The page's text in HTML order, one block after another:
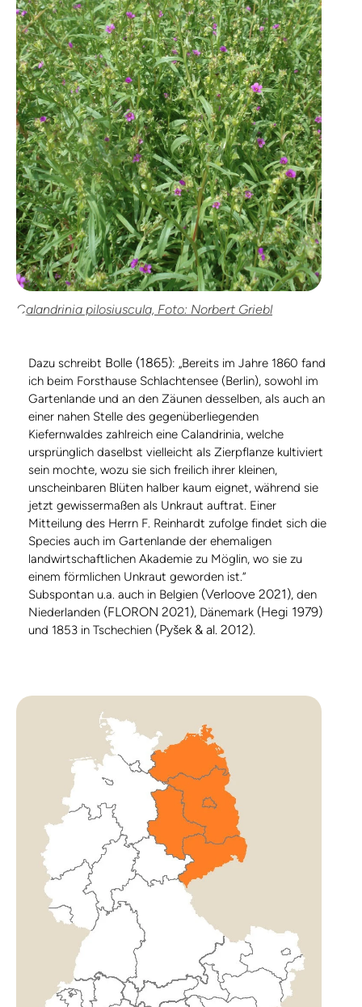
Calandrinia pilosiuscula, Foto: Norbert Griebl
Dazu schreibt Bolle (1865): „Bereits im Jahre 1860 fand
ich beim Forsthause Schlachtensee (Berlin), sowohl im
Gartenlande und an den Zäunen desselben, als auch an
einer nahen Stelle des gegenüberliegenden
Kiefernwaldes zahlreich eine Calandrinia, welche
ursprünglich daselbst vielleicht als Zierpflanze kultiviert
sein mochte, wozu sie sich freilich ihrer kleinen,
unscheinbaren Blüten halber kaum eignet, während sie
jetzt gewissermaßen als Unkraut auftrat. Einer
Mitteilung des Herrn F. Reinhardt zufolge findet sich die
Species auch im Gartenlande der ehemaligen
landwirtschaftlichen Akademie zu Möglin, wo sie zu
einem förmlichen Unkraut geworden ist.“
Subspontan u.a. auch in Belgien (Verloove 2021), den
Niederlanden (FLORON 2021), Dänemark (Hegi 1979)
und 1853 in Tschechien (Pyšek & al. 2012).